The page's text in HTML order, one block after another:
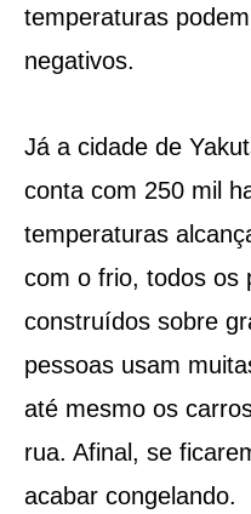
temperaturas
negativos.
Já a cidade de
conta com 250 mil
temperaturas
com o frio, todos os
construídos sobre
pessoas usam
até mesmo os
rua. Afinal, se
acabar congelando.